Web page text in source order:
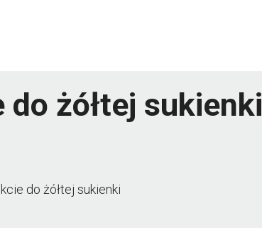
żółtej sukienki
do żółtej sukienki